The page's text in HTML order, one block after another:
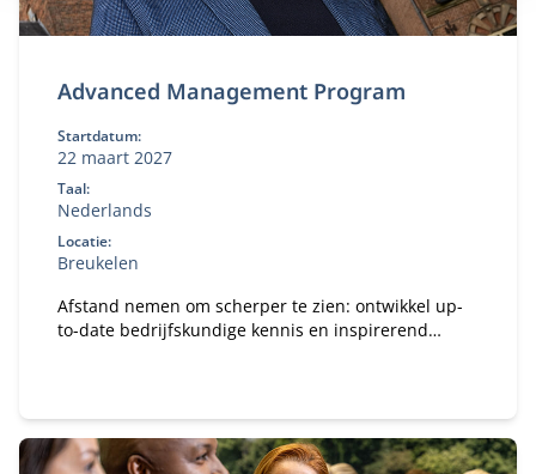
Advanced Management Program
Startdatum:
22 maart 2027
Taal:
Nederlands
Locatie:
Breukelen
Afstand nemen om scherper te zien: ontwikkel up-
to-date bedrijfskundige kennis en inspirerend